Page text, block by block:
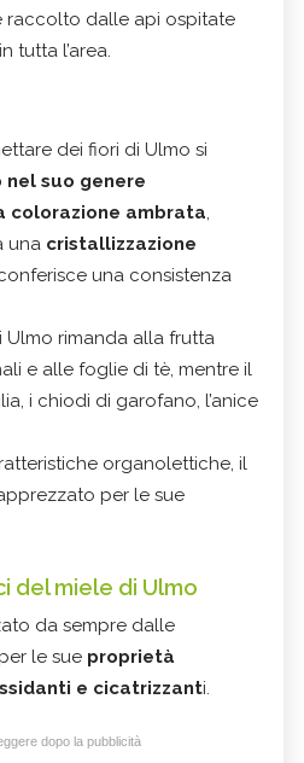
raccolto dalle api ospitate
tutta l’area.
dei fiori di Ulmo si
nel suo genere
colorazione ambrata,
una cristallizzazione
una consistenza
Ulmo rimanda alla frutta
e alle foglie di tè, mentre il
i chiodi di garofano, l’anice
organolettiche, il
per le sue
del miele di Ulmo
da sempre dalle
le sue proprietà
e cicatrizzanti.
dopo la pubblicità